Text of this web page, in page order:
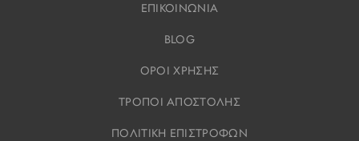
ΕΠΙΚΟΙΝΩΝΙΑ
BLOG
ΟΡΟΙ ΧΡΗΣΗΣ
ΤΡΟΠΟΙ ΑΠΟΣΤΟΛΗΣ
ΠΟΛΙΤΙΚΗ ΕΠΙΣΤΡΟΦΩΝ